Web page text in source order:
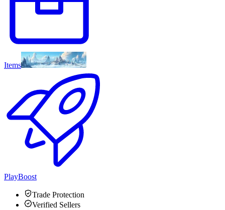
Items
PlayBoost
Trade Protection
Verified Sellers